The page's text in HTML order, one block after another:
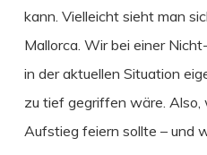
kann. Vielleicht sieht man
Mallorca. Wir bei einer
in der aktuellen Situation
zu tief gegriffen wäre. Also,
Aufstieg feiern sollte – und